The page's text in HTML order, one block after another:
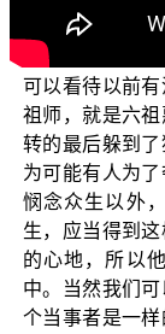
是属于善业？
就有种种的差
可以看待以前
祖师，就是六
转的最后躲到
为可能有人为
悯念众生以外
生，应当得到
的心地，所以
中。当然我们
个当事者是一